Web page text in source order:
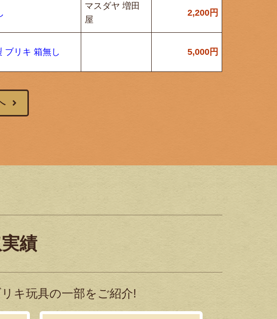
マスダヤ 増田
屋
2,200円
ブリキ 箱無し 5,000円
績
キ玩具の一部をご紹介!